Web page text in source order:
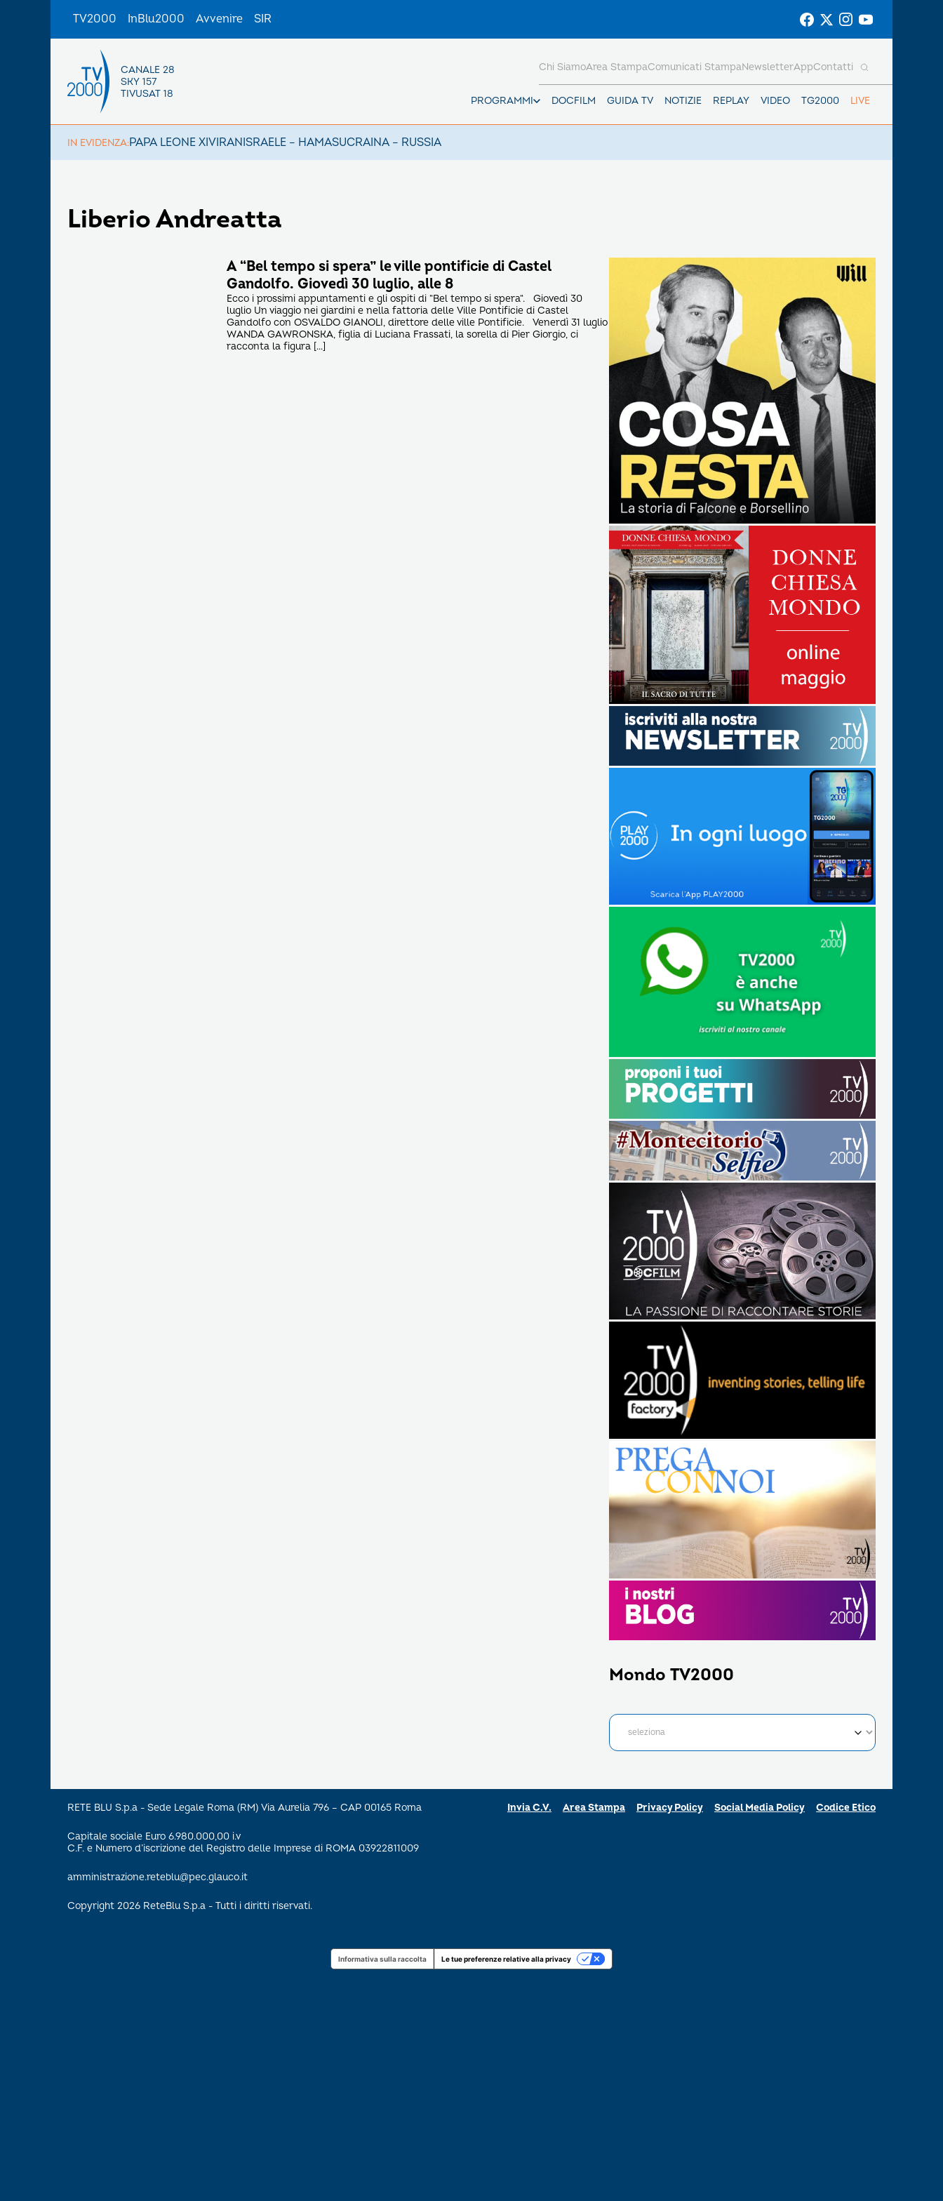
TV2000 InBlu2000 Avvenire SIR
CANALE 28
SKY 157
TIVUSAT 18
PROGRAMMI DOCFILM GUIDA TV NOTIZIE REPLAY VIDEO TG2000 LIVE
Chi SiamoArea StampaComunicati StampaNewsletterAppContatti
IN EVIDENZA:PAPA LEONE XIVIRANISRAELE – HAMASUCRAINA – RUSSIA
Liberio Andreatta
A “Bel tempo si spera” le ville pontificie di Castel
Gandolfo. Giovedì 30 luglio, alle 8
Ecco i prossimi appuntamenti e gli ospiti di “Bel tempo si spera“. Giovedì 30
luglio Un viaggio nei giardini e nella fattoria delle Ville Pontificie di Castel
Gandolfo con OSVALDO GIANOLI, direttore delle ville Pontificie. Venerdì 31 luglio
WANDA GAWRONSKA, figlia di Luciana Frassati, la sorella di Pier Giorgio, ci
racconta la figura […]
Mondo TV2000
RETE BLU S.p.a - Sede Legale Roma (RM) Via Aurelia 796 – CAP 00165 Roma
Capitale sociale Euro 6.980.000,00 i.v
C.F. e Numero d’iscrizione del Registro delle Imprese di ROMA 03922811009
amministrazione.reteblu@pec.glauco.it
Copyright 2026 ReteBlu S.p.a - Tutti i diritti riservati.
Invia C.V. Area Stampa Privacy Policy Social Media Policy Codice Etico
Informativa sulla raccolta Le tue preferenze relative alla privacy